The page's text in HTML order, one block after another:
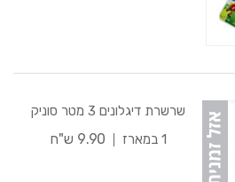
שרשרת דיגלונים 3 מטר סוניק
1 במארז
9.90 ש"ח